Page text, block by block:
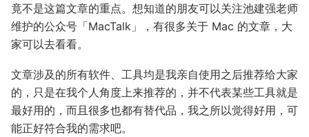
竟不是这篇文章的重点。想知道的朋友可以关注池建强老师
维护的公众号「MacTalk」，有很多关于 Mac 的文章，大
家可以去看看。
文章涉及的所有软件、工具均是我亲自使用之后推荐给大家
的，只是在我个人角度上来推荐的，并不代表某些工具就是
最好用的，而且很多也都有替代品，我之所以觉得好用，可
能正好符合我的需求吧。